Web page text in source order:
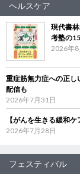
ヘルスケア
現代書
考塾の
2026年8
重症筋無力症への正
配信も
2026年7月31日
【がんを生きる緩和
2026年7月28日
フェスティバル